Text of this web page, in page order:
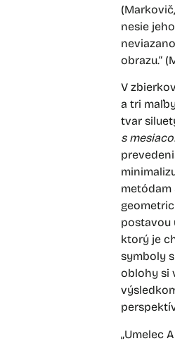
nesie
obrazu.“
V
a tri
tvar
s
metódam
postavou
ktorý je
symboly
oblohy si
„Umelec